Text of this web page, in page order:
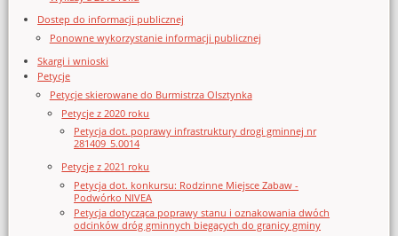
Dostęp do informacji publicznej
Ponowne wykorzystanie informacji publicznej
Skargi i wnioski
Petycje
Petycje skierowane do Burmistrza Olsztynka
Petycje z 2020 roku
Petycja dot. poprawy infrastruktury drogi gminnej nr
281409_5.0014
Petycje z 2021 roku
Petycja dot. konkursu: Rodzinne Miejsce Zabaw -
Podwórko NIVEA
Petycja dotycząca poprawy stanu i oznakowania dwóch
odcinków dróg gminnych biegących do granicy gminy